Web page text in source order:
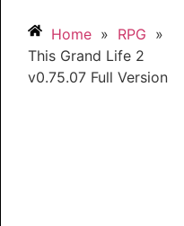
Home » RPG »
This Grand Life 2
v0.75.07 Full Version